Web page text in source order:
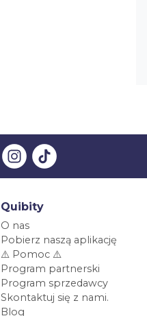
Quibity
O nas
Pobierz naszą aplikację
⚠️ Pomoc ⚠️
Program partnerski
Program sprzedawcy
Skontaktuj się z nami.
Blog